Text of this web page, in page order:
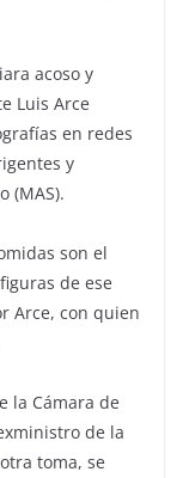
acoso y
Luis Arce
en redes
y
(MAS).
son el
de ese
Arce, con quien
la Cámara de
de la
toma, se